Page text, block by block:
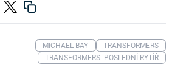
MICHAEL BAY
TRANSFORMERS
TRANSFORMERS: POSLEDNÍ RYTÍŘ